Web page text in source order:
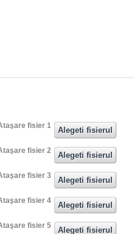
fisier 1
fisier 2
fisier 3
fisier 4
fisier 5